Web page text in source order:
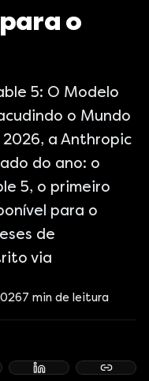
o
5: O Modelo
o Mundo
a Anthropic
do ano: o
5, o primeiro
para o
de
via
7 min de leitura